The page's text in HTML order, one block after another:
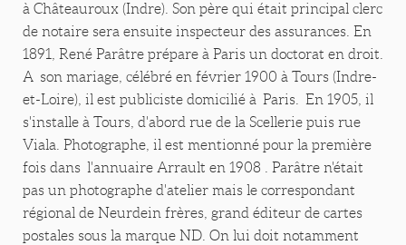
à Châteauroux (Indre). Son père qui était principal clerc
de notaire sera ensuite inspecteur des assurances. En
1891, René Parâtre prépare à Paris un doctorat en droit.
A son mariage, célébré en février 1900 à Tours (Indre-
et-Loire), il est publiciste domicilié à Paris. En 1905, il
s'installe à Tours, d'abord rue de la Scellerie puis rue
Viala. Photographe, il est mentionné pour la première
fois dans l'annuaire Arrault en 1908 . Parâtre n'était
pas un photographe d'atelier mais le correspondant
régional de Neurdein frères, grand éditeur de cartes
postales sous la marque ND. On lui doit notamment